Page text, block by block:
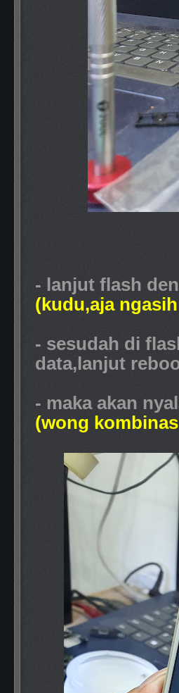
- lanjut flash
(kudu,aja
- sesudah di
data,lanjut
- maka akan
(wong